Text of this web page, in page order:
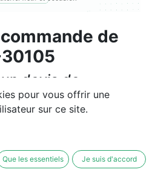
de
devis de
vente, un
pour vous offrir une
sur ce site.
Que les essentiels Je suis d'accord